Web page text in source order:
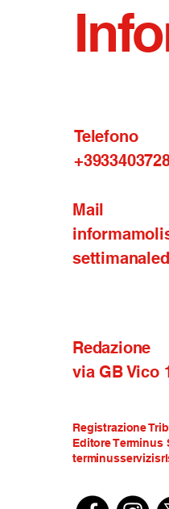
Telefono
Mail
Redazione
via GB Vico
Registrazione
Editore Terminus